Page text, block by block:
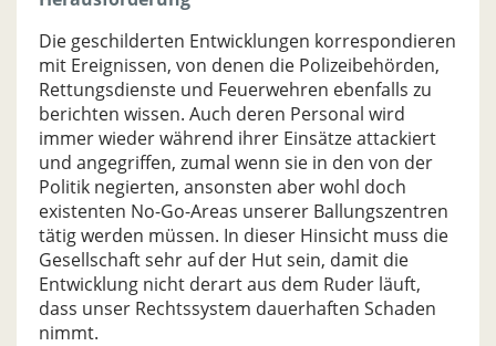
Die geschilderten Entwicklungen korrespondieren
mit Ereignissen, von denen die Polizeibehörden,
Rettungsdienste und Feuerwehren ebenfalls zu
berichten wissen. Auch deren Personal wird
immer wieder während ihrer Einsätze attackiert
und angegriffen, zumal wenn sie in den von der
Politik negierten, ansonsten aber wohl doch
existenten No-Go-Areas unserer Ballungszentren
tätig werden müssen. In dieser Hinsicht muss die
Gesellschaft sehr auf der Hut sein, damit die
Entwicklung nicht derart aus dem Ruder läuft,
dass unser Rechtssystem dauerhaften Schaden
nimmt.